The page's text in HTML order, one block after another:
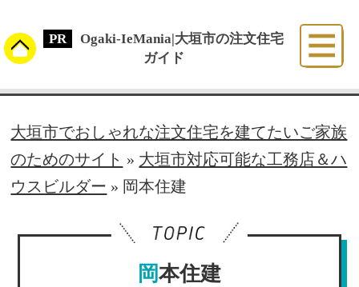
Ogaki-IeMania|大垣市の注文住宅
ガイド
大垣市でおしゃれな注文住宅を建てたいご家族
のためのサイト » 大垣市対応可能な工務店＆ハ
ウスビルダー » 岡本住建
岡本住建